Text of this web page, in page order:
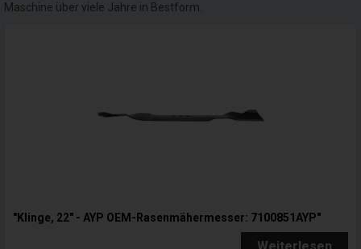
Maschine über viele Jahre in Bestform.
"Klinge, 22" - AYP OEM-Rasenmähermesser: 7100851AYP"